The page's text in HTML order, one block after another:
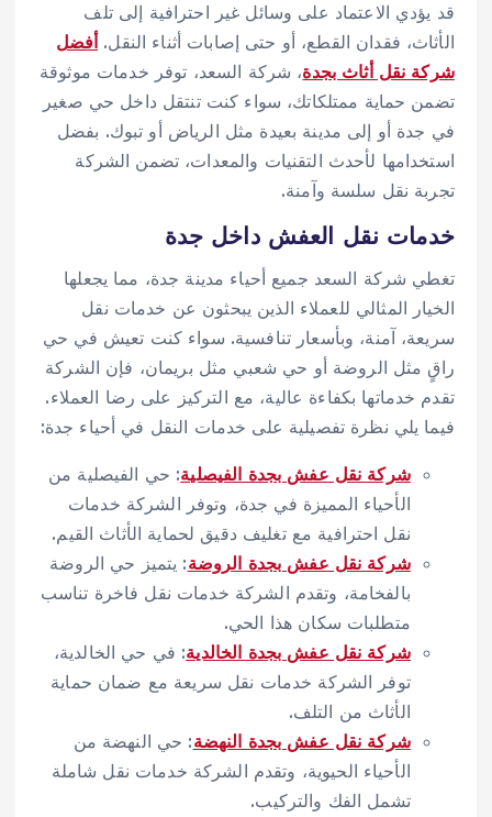
قد يؤدي الاعتماد على وسائل غير احترافية إلى تلف
الأثاث، فقدان القطع، أو حتى إصابات أثناء النقل. أفضل
شركة نقل أثاث بجدة، شركة السعد، توفر خدمات موثوقة
تضمن حماية ممتلكاتك، سواء كنت تنتقل داخل حي صغير
في جدة أو إلى مدينة بعيدة مثل الرياض أو تبوك. بفضل
استخدامها لأحدث التقنيات والمعدات، تضمن الشركة
تجربة نقل سلسة وآمنة.
خدمات نقل العفش داخل جدة
تغطي شركة السعد جميع أحياء مدينة جدة، مما يجعلها
الخيار المثالي للعملاء الذين يبحثون عن خدمات نقل
سريعة، آمنة، وبأسعار تنافسية. سواء كنت تعيش في حي
راقٍ مثل الروضة أو حي شعبي مثل بريمان، فإن الشركة
تقدم خدماتها بكفاءة عالية، مع التركيز على رضا العملاء.
فيما يلي نظرة تفصيلية على خدمات النقل في أحياء جدة:
شركة نقل عفش بجدة الفيصلية: حي الفيصلية من
الأحياء المميزة في جدة، وتوفر الشركة خدمات
نقل احترافية مع تغليف دقيق لحماية الأثاث القيم.
شركة نقل عفش بجدة الروضة: يتميز حي الروضة
بالفخامة، وتقدم الشركة خدمات نقل فاخرة تناسب
متطلبات سكان هذا الحي.
شركة نقل عفش بجدة الخالدية: في حي الخالدية،
توفر الشركة خدمات نقل سريعة مع ضمان حماية
الأثاث من التلف.
شركة نقل عفش بجدة النهضة: حي النهضة من
الأحياء الحيوية، وتقدم الشركة خدمات نقل شاملة
تشمل الفك والتركيب.